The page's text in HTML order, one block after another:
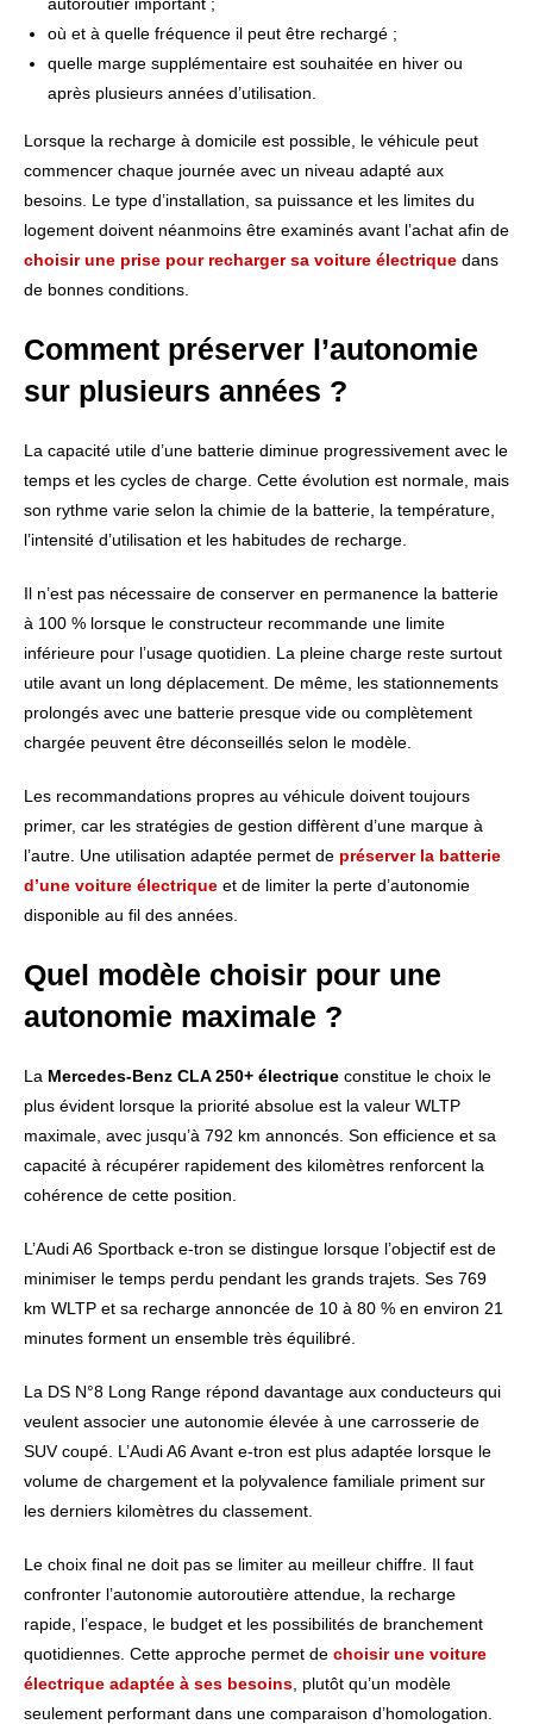
où et à quelle fréquence il peut être rechargé ;
quelle marge supplémentaire est souhaitée en hiver ou
après plusieurs années d’utilisation.
Lorsque la recharge à domicile est possible, le véhicule peut
commencer chaque journée avec un niveau adapté aux
besoins. Le type d’installation, sa puissance et les limites du
logement doivent néanmoins être examinés avant l’achat afin de
choisir une prise pour recharger sa voiture électrique dans
de bonnes conditions.
Comment préserver l’autonomie
sur plusieurs années ?
La capacité utile d’une batterie diminue progressivement avec le
temps et les cycles de charge. Cette évolution est normale, mais
son rythme varie selon la chimie de la batterie, la température,
l’intensité d’utilisation et les habitudes de recharge.
Il n’est pas nécessaire de conserver en permanence la batterie
à 100 % lorsque le constructeur recommande une limite
inférieure pour l’usage quotidien. La pleine charge reste surtout
utile avant un long déplacement. De même, les stationnements
prolongés avec une batterie presque vide ou complètement
chargée peuvent être déconseillés selon le modèle.
Les recommandations propres au véhicule doivent toujours
primer, car les stratégies de gestion diffèrent d’une marque à
l’autre. Une utilisation adaptée permet de préserver la batterie
d’une voiture électrique et de limiter la perte d’autonomie
disponible au fil des années.
Quel modèle choisir pour une
autonomie maximale ?
La Mercedes-Benz CLA 250+ électrique constitue le choix le
plus évident lorsque la priorité absolue est la valeur WLTP
maximale, avec jusqu’à 792 km annoncés. Son efficience et sa
capacité à récupérer rapidement des kilomètres renforcent la
cohérence de cette position.
L’Audi A6 Sportback e-tron se distingue lorsque l’objectif est de
minimiser le temps perdu pendant les grands trajets. Ses 769
km WLTP et sa recharge annoncée de 10 à 80 % en environ 21
minutes forment un ensemble très équilibré.
La DS N°8 Long Range répond davantage aux conducteurs qui
veulent associer une autonomie élevée à une carrosserie de
SUV coupé. L’Audi A6 Avant e-tron est plus adaptée lorsque le
volume de chargement et la polyvalence familiale priment sur
les derniers kilomètres du classement.
Le choix final ne doit pas se limiter au meilleur chiffre. Il faut
confronter l’autonomie autoroutière attendue, la recharge
rapide, l’espace, le budget et les possibilités de branchement
quotidiennes. Cette approche permet de choisir une voiture
électrique adaptée à ses besoins , plutôt qu’un modèle
seulement performant dans une comparaison d’homologation.